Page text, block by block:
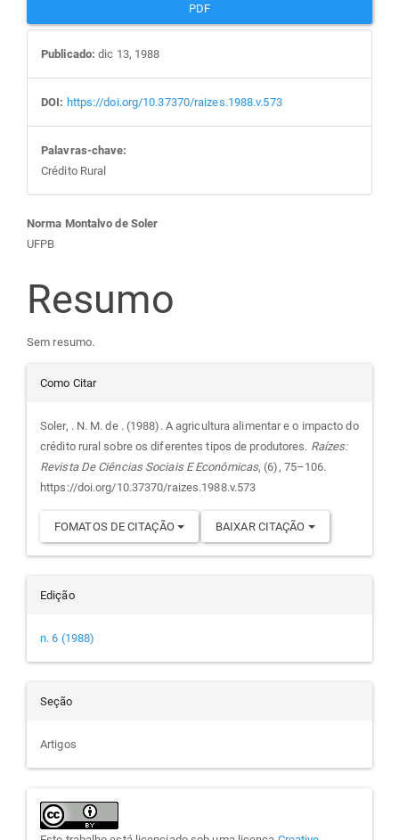
PDF
Publicado: dic 13, 1988
DOI: https://doi.org/10.37370/raizes.1988.v.573
Palavras-chave:
Crédito Rural
Conteúdo
do
artigo
principal
Norma Montalvo de Soler
UFPB
Resumo
Sem resumo.
Detalhes
do
artigo
Como Citar
Soler, . N. M. de . (1988). A agricultura alimentar e o impacto do
crédito rural sobre os diferentes tipos de produtores. Raízes:
Revista De Ciências Sociais E Econômicas, (6), 75–106.
https://doi.org/10.37370/raizes.1988.v.573
FOMATOS DE CITAÇÃO BAIXAR CITAÇÃO
Edição
n. 6 (1988)
Seção
Artigos